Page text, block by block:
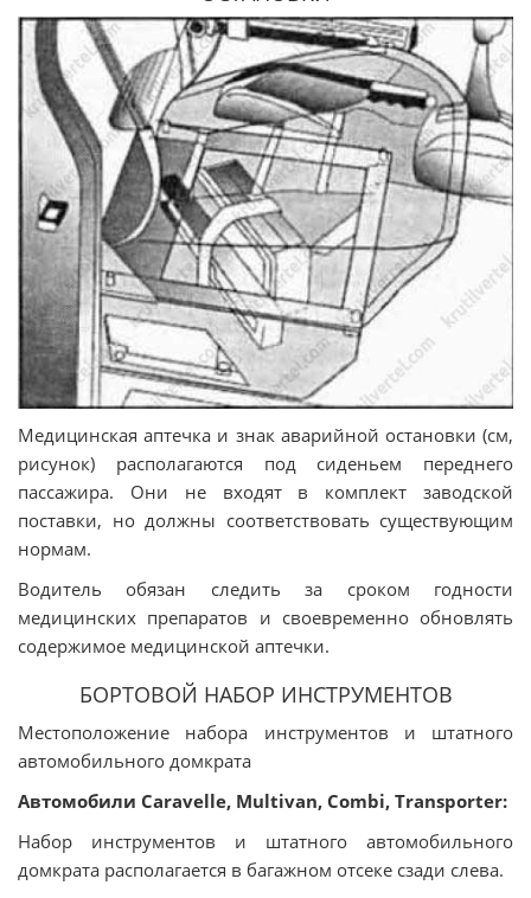
Медицинская аптечка и знак аварийной остановки (см,
рисунок) располагаются под сиденьем переднего
пассажира. Они не входят в комплект заводской
поставки, но должны соответствовать существующим
нормам.
Водитель обязан следить за сроком годности
медицинских препаратов и своевременно обновлять
содержимое медицинской аптечки.
БОРТОВОЙ НАБОР ИНСТРУМЕНТОВ
Местоположение набора инструментов и штатного
автомобильного домкрата
Автомобили Caravelle, Multivan, Combi, Transporter:
Набор инструментов и штатного автомобильного
домкрата располагается в багажном отсеке сзади слева.